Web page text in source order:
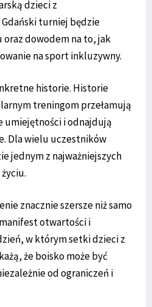
dzieci z
turniej będzie
oraz dowodem na to, jak
na sport inkluzywny.
historie. Historie
treningom przełamują
umiejętności i odnajdują
Dla wielu uczestników
jednym z najważniejszych
znacznie szersze niż samo
otwartości i
w którym setki dzieci z
że boisko może być
od ograniczeń i